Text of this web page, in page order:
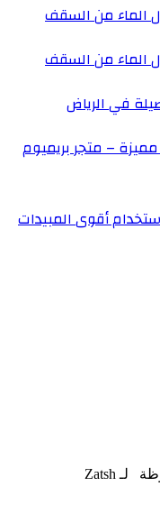
الماء من السقف
الماء من السقف
في الرياض
– متجر بريميوم
أقوى المبيدات